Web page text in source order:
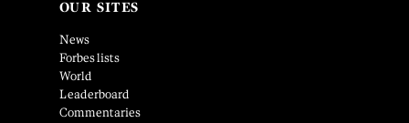
OUR SITES
News
Forbes lists
World
Leaderboard
Commentaries